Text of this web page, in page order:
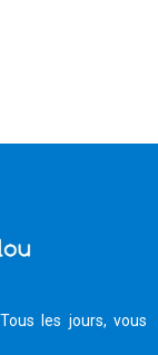
les jours, vous